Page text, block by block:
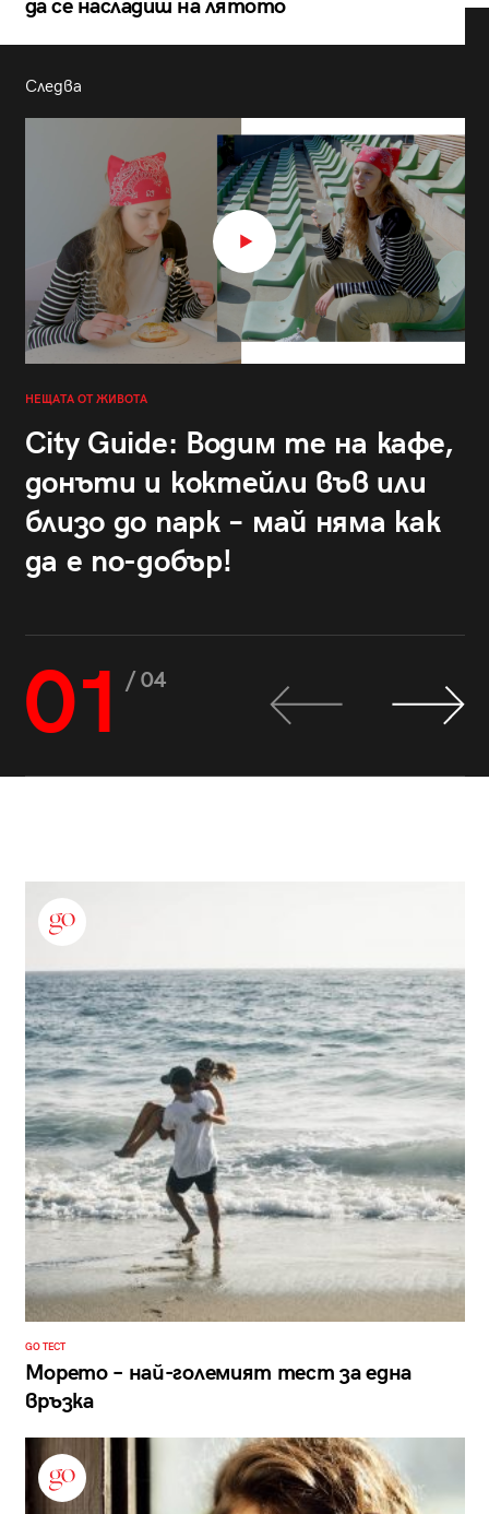
да се насладиш на лятото
Следва
НЕЩАТА ОТ ЖИВОТА
City Guide: Водим те на кафе,
донъти и коктейли във или
близо до парк – май няма как
да е по-добър!
01 / 04
GO ТЕСТ
Морето – най-големият тест за една
връзка